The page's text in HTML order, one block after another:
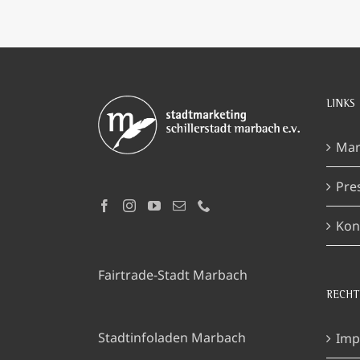
Fairtrade-Stadt Marbach
Stadtinfoladen Marbach
LINKS